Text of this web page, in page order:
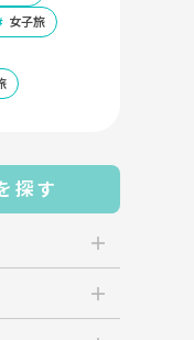
女子旅
探す